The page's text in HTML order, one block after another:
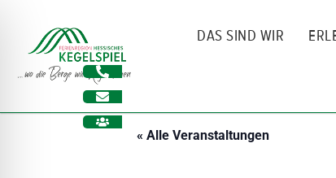
springen
DAS SIND WIR
« Alle Veranstaltungen